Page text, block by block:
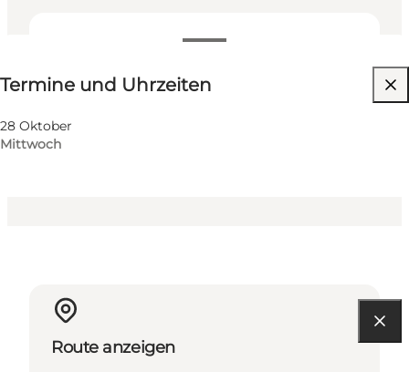
Termine und Uhrzeiten
Termine und Uhrzeiten
28 Oktober
Mittwoch
Website besuchen
Route anzeigen